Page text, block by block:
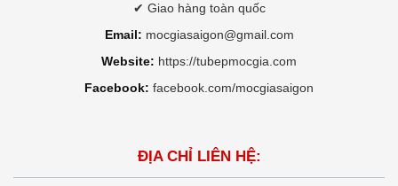
✔ Giao hàng toàn quốc
Email: mocgiasaigon@gmail.com
Website: https://tubepmocgia.com
Facebook: facebook.com/mocgiasaigon
ĐỊA CHỈ LIÊN HỆ: